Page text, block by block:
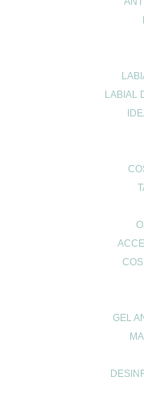
LABIAL
GEL
longevidad,
:
digestión y
: paras
bacterias y
: ayuda a
: ayuda
: es,
importante.
combate
: se